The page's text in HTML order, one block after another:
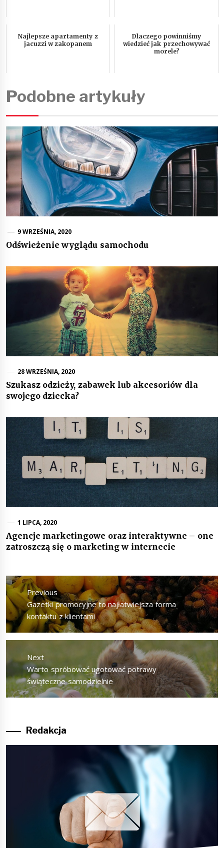
Najlepsze apartamenty z
jacuzzi w zakopanem
Dlaczego powinniśmy
wiedzieć jak przechowywać
morele?
Podobne artykuły
9 WRZEŚNIA, 2020
Odświeżenie wyglądu samochodu
28 WRZEŚNIA, 2020
Szukasz odzieży, zabawek lub akcesoriów dla
swojego dziecka?
1 LIPCA, 2020
Agencje marketingowe oraz interaktywne – one
zatroszczą się o marketing w internecie
Nawigacja
wpisuPrevious
Previous
post:
Gazetki promocyjne to najłatwiejsza forma
kontaktu z klientami
Next
Next
post:
Warto spróbować ugotować potrawy
świąteczne samodzielnie
Redakcja